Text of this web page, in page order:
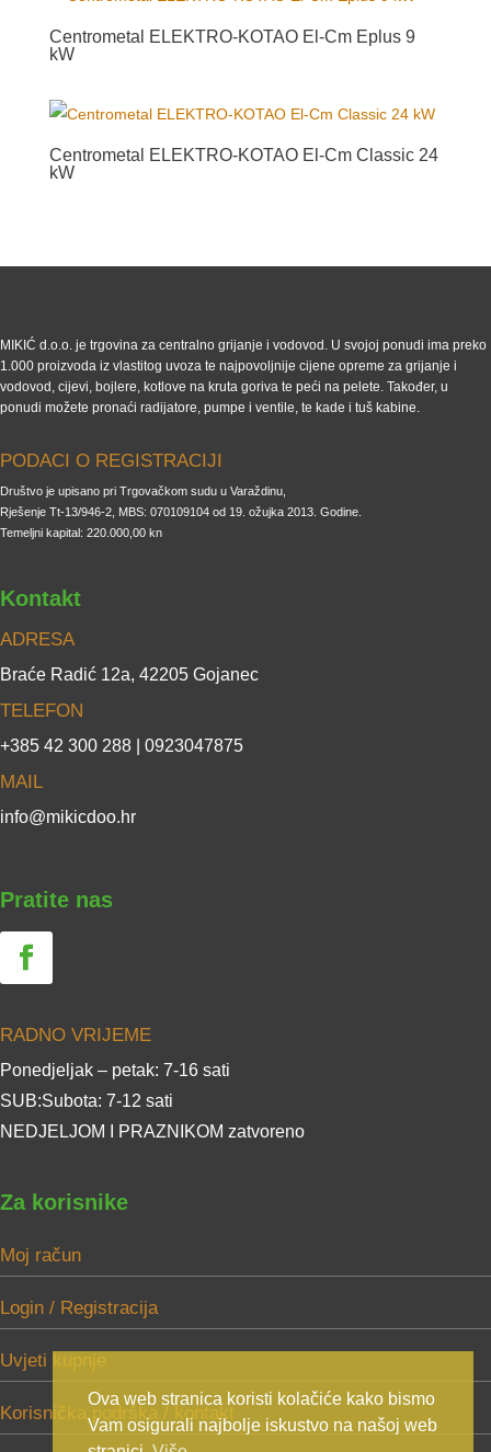
Centrometal ELEKTRO-KOTAO El-Cm Eplus 9
kW
Centrometal ELEKTRO-KOTAO El-Cm Classic 24
kW
MIKIĆ d.o.o. je trgovina za centralno grijanje i vodovod. U svojoj ponudi ima preko
1.000 proizvoda iz vlastitog uvoza te najpovoljnije cijene opreme za grijanje i
vodovod, cijevi, bojlere, kotlove na kruta goriva te peći na pelete. Također, u
ponudi možete pronaći radijatore, pumpe i ventile, te kade i tuš kabine.
PODACI O REGISTRACIJI
Društvo je upisano pri Trgovačkom sudu u Varaždinu,
Rješenje Tt-13/946-2, MBS: 070109104 od 19. ožujka 2013. Godine.
Temeljni kapital: 220.000,00 kn
Kontakt
ADRESA
Braće Radić 12a, 42205 Gojanec
TELEFON
+385 42 300 288 | 0923047875
MAIL
info@mikicdoo.hr
Pratite nas
RADNO VRIJEME
Ponedjeljak – petak: 7-16 sati
SUB:Subota: 7-12 sati
NEDJELJOM I PRAZNIKOM zatvoreno
Za korisnike
Moj račun
Login / Registracija
Uvjeti kupnje
Korisnička podrška / kontakt
Ova web stranica koristi kolačiće kako bismo
Vam osigurali najbolje iskustvo na našoj web